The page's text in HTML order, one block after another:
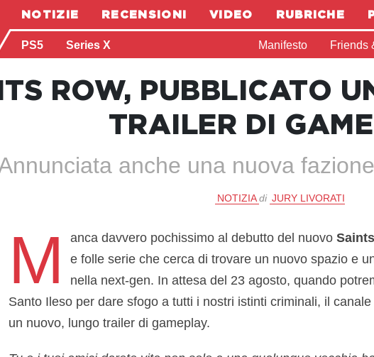
NOTIZIE RECENSIONI VIDEO RUBRICHE
PS5 Series X Manifesto Friends
ROW, PUBBLICATO
TRAILER DI
anche una nuova
NOTIZIA di JURY LIVORATI
M anca davvero pochissimo al debutto del nuovo
e folle serie che cerca di trovare un nuovo spazio e
nella next-gen. In attesa del 23 agosto, quando
Santo Ileso per dare sfogo a tutti i nostri istinti criminali, il
un nuovo, lungo trailer di gameplay.